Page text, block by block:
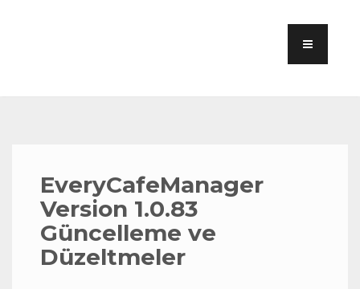
EveryCafeManager
Version 1.0.83
Güncelleme ve
Düzeltmeler